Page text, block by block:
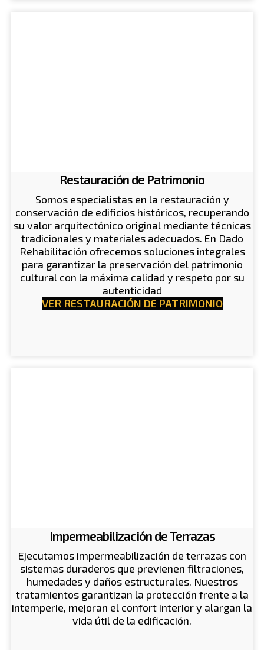
Restauración de Patrimonio
Somos especialistas en la restauración y
conservación de edificios históricos, recuperando
su valor arquitectónico original mediante técnicas
tradicionales y materiales adecuados. En Dado
Rehabilitación ofrecemos soluciones integrales
para garantizar la preservación del patrimonio
cultural con la máxima calidad y respeto por su
autenticidad
VER RESTAURACIÓN DE PATRIMONIO
Impermeabilización de Terrazas
Ejecutamos impermeabilización de terrazas con
sistemas duraderos que previenen filtraciones,
humedades y daños estructurales. Nuestros
tratamientos garantizan la protección frente a la
intemperie, mejoran el confort interior y alargan la
vida útil de la edificación.